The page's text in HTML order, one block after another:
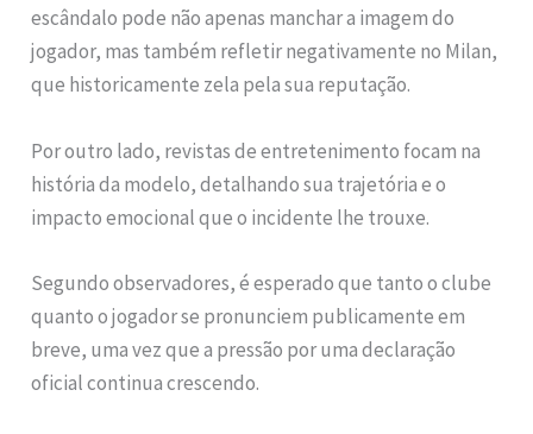
escândalo pode não apenas manchar a imagem do
jogador, mas também refletir negativamente no Milan,
que historicamente zela pela sua reputação.
Por outro lado, revistas de entretenimento focam na
história da modelo, detalhando sua trajetória e o
impacto emocional que o incidente lhe trouxe.
Segundo observadores, é esperado que tanto o clube
quanto o jogador se pronunciem publicamente em
breve, uma vez que a pressão por uma declaração
oficial continua crescendo.